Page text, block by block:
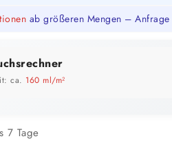
ab größeren Mengen –
ca. 160 ml/m²
7 Tage